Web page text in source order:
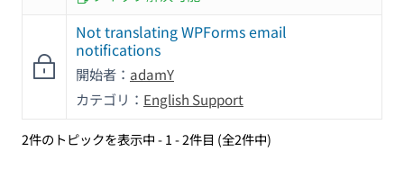
Not translating WPForms email
notifications
開始者： adamY
カテゴリ： English Support
2件のトピックを表示中 - 1 - 2件目 (全2件中)